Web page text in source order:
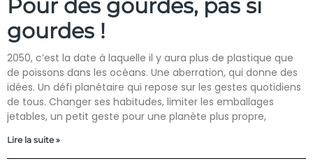
Pour des gourdes, pas si
gourdes !
2050, c’est la date à laquelle il y aura plus de plastique que
de poissons dans les océans. Une aberration, qui donne des
idées. Un défi planétaire qui repose sur les gestes quotidiens
de tous. Changer ses habitudes, limiter les emballages
jetables, un petit geste pour une planète plus propre,
Lire la suite »